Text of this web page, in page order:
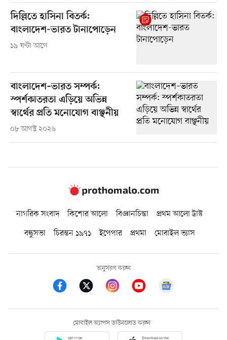
দিল্লিতে হাসিনা বিতর্ক:
বাংলাদেশ-ভারত টানাপোড়েন
১৯ ঘণ্টা আগে
বাংলাদেশ–ভারত সম্পর্ক:
স্পর্শকাতরতা এড়িয়ে অভিন্ন
স্বার্থের প্রতি মনোযোগ বাঞ্ছনীয়
০৮ আগস্ট ২০২৬
নাগরিক সংবাদ কিশোর আলো বিজ্ঞানচিন্তা
প্রথম আলো ট্রাস্ট
বন্ধুসভা
চিরন্তন ১৯৭১ ইপেপার প্রথমা মোবাইল ভ্যাস
অনুসরণ করুন
মোবাইল অ্যাপস ডাউনলোড করুন